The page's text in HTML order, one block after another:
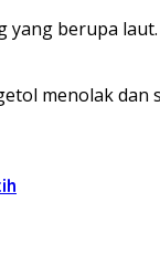
berupa
menolak dan